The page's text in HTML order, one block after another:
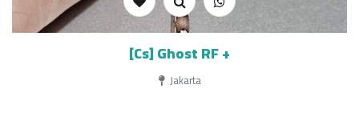
[Cs] Ghost RF +
Jakarta